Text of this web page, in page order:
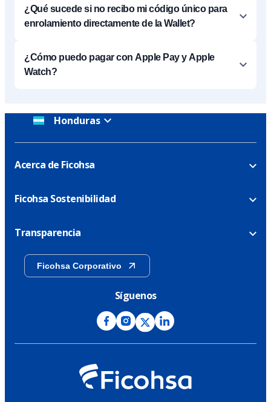
¿Qué sucede si no recibo mi código único para
enrolamiento directamente de la Wallet?
¿Cómo puedo pagar con Apple Pay y Apple
Watch?
Honduras
Acerca de Ficohsa
Ficohsa Sostenibilidad
Transparencia
Ficohsa Corporativo
Síguenos